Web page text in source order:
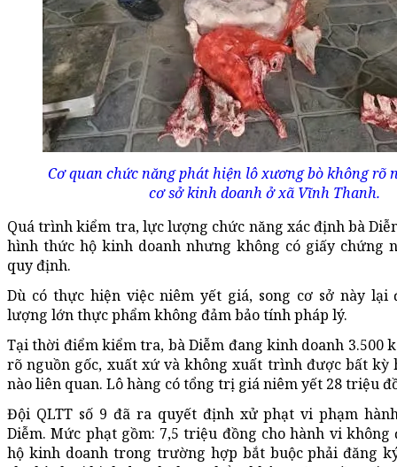
Cơ quan chức năng phát hiện lô xương bò không rõ
cơ sở kinh doanh ở xã Vĩnh Thanh.
Quá trình kiểm tra, lực lượng chức năng xác định bà
hình thức hộ kinh doanh nhưng không có giấy chứng
quy định.
Dù có thực hiện việc niêm yết giá, song cơ sở này lại
lượng lớn thực phẩm không đảm bảo tính pháp lý.
Tại thời điểm kiểm tra, bà Diễm đang kinh doanh 3.500
rõ nguồn gốc, xuất xứ và không xuất trình được bất kỳ
nào liên quan. Lô hàng có tổng trị giá niêm yết 28 triệu
Đội QLTT số 9 đã ra quyết định xử phạt vi phạm
Diễm. Mức phạt gồm: 7,5 triệu đồng cho hành vi
hộ kinh doanh trong trường hợp bắt buộc phải đăng